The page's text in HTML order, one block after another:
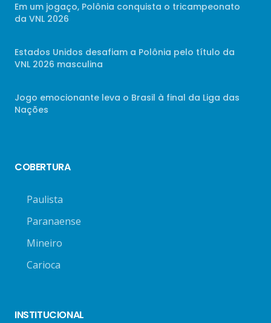
Em um jogaço, Polônia conquista o tricampeonato
da VNL 2026
Estados Unidos desafiam a Polônia pelo título da
VNL 2026 masculina
Jogo emocionante leva o Brasil à final da Liga das
Nações
COBERTURA
Paulista
Paranaense
Mineiro
Carioca
INSTITUCIONAL